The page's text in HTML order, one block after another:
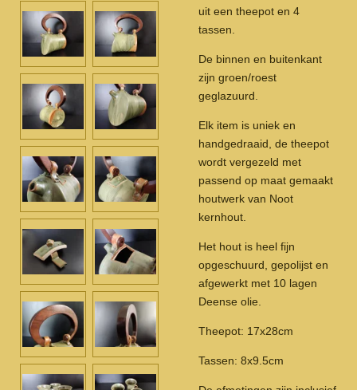
uit een theepot en 4
tassen.
De binnen en buitenkant
zijn groen/roest
geglazuurd.
Elk item is uniek en
handgedraaid, de theepot
wordt vergezeld met
passend op maat gemaakt
houtwerk van Noot
kernhout.
Het hout is heel fijn
opgeschuurd, gepolijst en
afgewerkt met 10 lagen
Deense olie.
Theepot: 17x28cm
Tassen: 8x9.5cm